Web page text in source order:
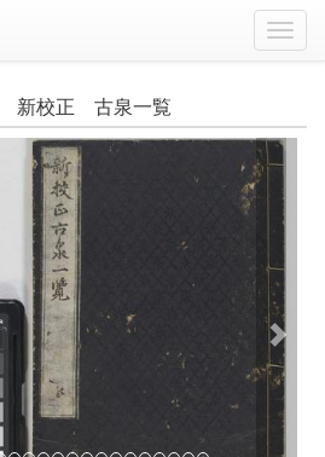
新校正 古泉一覧
Next